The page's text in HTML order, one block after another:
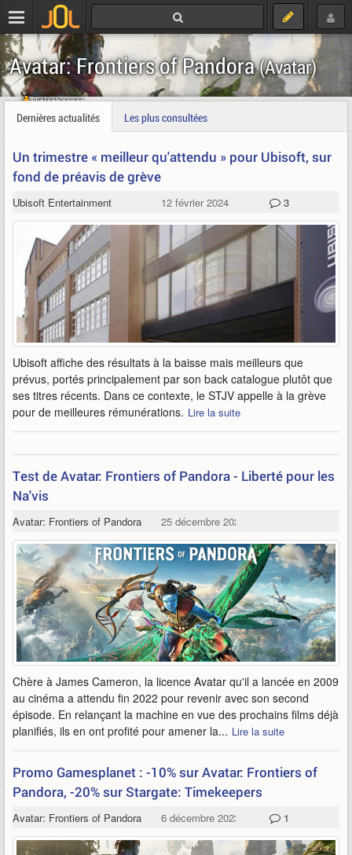
Avatar: Frontiers of Pandora(Avatar)
Télécharger
Dernières actualités
Les plus consultées
Un trimestre « meilleur qu'attendu » pour Ubisoft, sur
fond de préavis de grève
Ubisoft Entertainment 12 février 2024 3
Ubisoft affiche des résultats à la baisse mais meilleurs que
prévus, portés principalement par son back catalogue plutôt que
ses titres récents. Dans ce contexte, le STJV appelle à la grève
pour de meilleures rémunérations. Lire la suite
Test de Avatar: Frontiers of Pandora - Liberté pour les
Na'vis
Avatar: Frontiers of Pandora 25 décembre 2023
Chère à James Cameron, la licence Avatar qu'il a lancée en 2009
au cinéma a attendu fin 2022 pour revenir avec son second
épisode. En relançant la machine en vue des prochains films déjà
planifiés, ils en ont profité pour amener la... Lire la suite
Promo Gamesplanet : -10% sur Avatar: Frontiers of
Pandora, -20% sur Stargate: Timekeepers
Avatar: Frontiers of Pandora 6 décembre 2023 1